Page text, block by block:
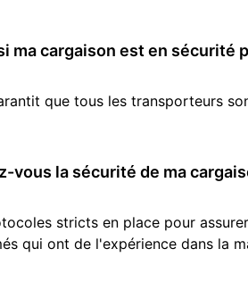
ma cargaison est en sécurité
que tous les transporteurs
vous la sécurité de ma
stricts en place pour
qui ont de l'expérience dans la